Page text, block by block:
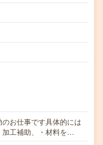
お仕事です具体的には
加工補助、・材料を…